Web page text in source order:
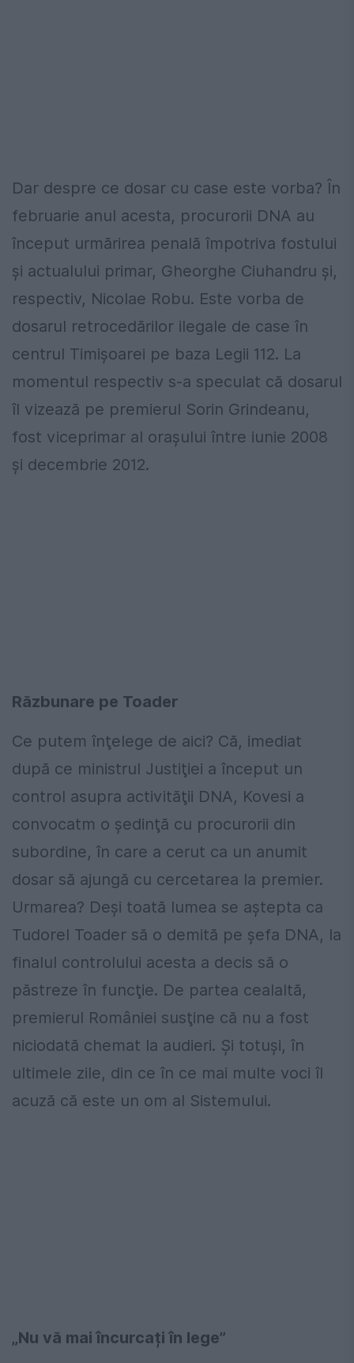
Dar despre ce dosar cu case este vorba? În
februarie anul acesta, procurorii DNA au
început urmărirea penală împotriva fostului
şi actualului primar, Gheorghe Ciuhandru şi,
respectiv, Nicolae Robu. Este vorba de
dosarul retrocedărilor ilegale de case în
centrul Timişoarei pe baza Legii 112. La
momentul respectiv s-a speculat că dosarul
îl vizează pe premierul Sorin Grindeanu,
fost viceprimar al oraşului între iunie 2008
şi decembrie 2012.
Răzbunare pe Toader
Ce putem înţelege de aici? Că, imediat
după ce ministrul Justiţiei a început un
control asupra activităţii DNA, Kovesi a
convocatm o şedinţă cu procurorii din
subordine, în care a cerut ca un anumit
dosar să ajungă cu cercetarea la premier.
Urmarea? Deşi toată lumea se aştepta ca
Tudorel Toader să o demită pe şefa DNA, la
finalul controlului acesta a decis să o
păstreze în funcţie. De partea cealaltă,
premierul României susţine că nu a fost
niciodată chemat la audieri. Şi totuşi, în
ultimele zile, din ce în ce mai multe voci îl
acuză că este un om al Sistemului.
„Nu vă mai încurcați în lege”